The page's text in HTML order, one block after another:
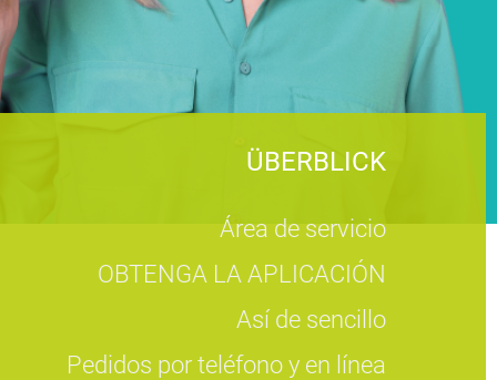
ÜBERBLICK
Área de servicio
OBTENGA LA APLICACIÓN
Así de sencillo
Pedidos por teléfono y en línea